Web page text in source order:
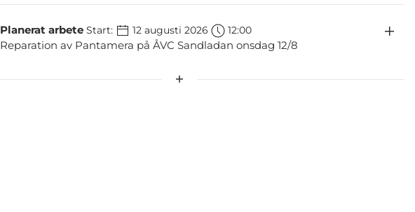
Planerat arbete Start: 12 augusti 2026 12:00
Reparation av Pantamera på ÅVC Sandladan onsdag 12/8